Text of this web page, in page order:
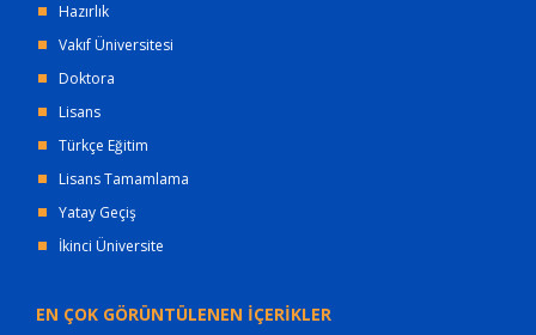
Hazırlık
Vakıf Üniversitesi
Doktora
Lisans
Türkçe Eğitim
Lisans Tamamlama
Yatay Geçiş
İkinci Üniversite
EN ÇOK GÖRÜNTÜLENEN İÇERİKLER